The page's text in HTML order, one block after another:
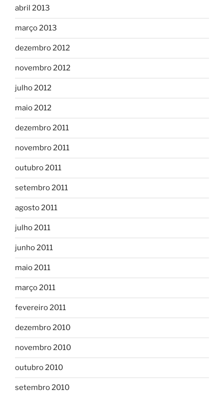
abril 2013
março 2013
dezembro 2012
novembro 2012
julho 2012
maio 2012
dezembro 2011
novembro 2011
outubro 2011
setembro 2011
agosto 2011
julho 2011
junho 2011
maio 2011
março 2011
fevereiro 2011
dezembro 2010
novembro 2010
outubro 2010
setembro 2010